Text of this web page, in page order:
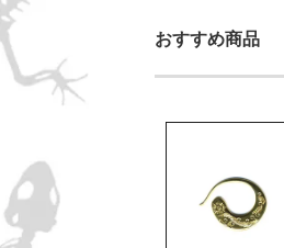
おすすめ商品